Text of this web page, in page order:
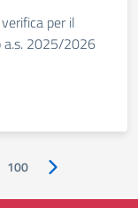
per il
a.s. 2025/2026
100 Pagina